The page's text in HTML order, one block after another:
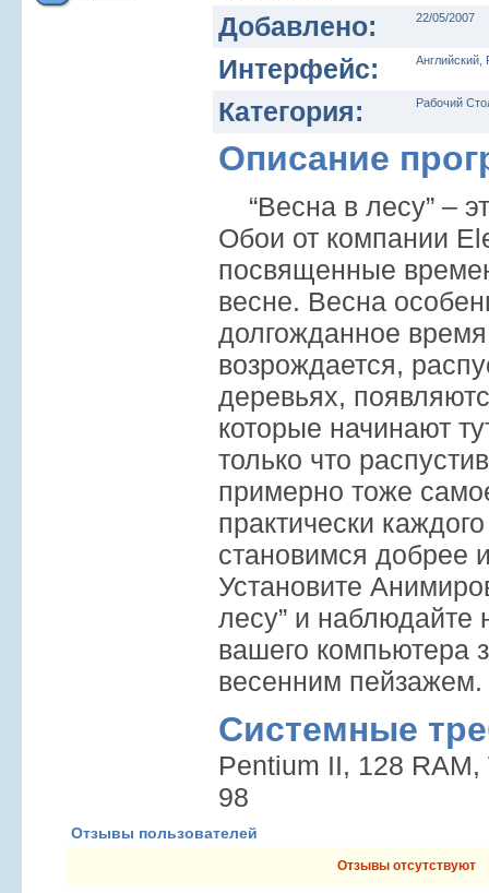
Добавлено:
22/05/2007
Интерфейс: Английский,
Категория: Рабочий
Описание
“Весна в лесу” –
Обои от компании
посвященные
весне. Весна
долгожданное
возрождается,
деревьях,
которые начинают
только что
примерно тоже
практически
становимся добрее
Установите
лесу” и наблюдайте
вашего компьютера
весенним пейзажем.
Системные
Pentium II, 128
98
Отзывы пользователей
Отзывы отсутствуют